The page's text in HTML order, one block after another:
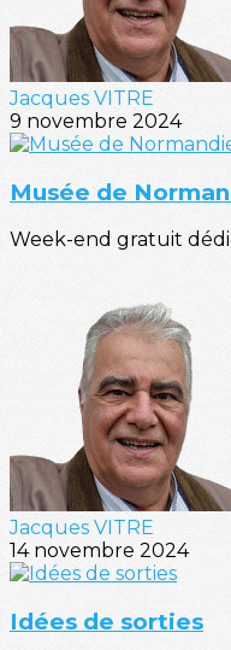
Jacques VITRE
9 novembre 2024
Musée de
Week-end gratuit
Jacques VITRE
14 novembre 2024
Idées de sorties